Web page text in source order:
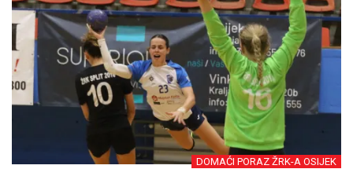
DOMAĆI PORAZ ŽRK-A OSIJEK